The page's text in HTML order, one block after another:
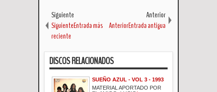
Siguiente
SiguienteEntrada más
reciente
Anterior
AnteriorEntrada antigua
DISCOS RELACIONADOS
SUEÑO AZUL - VOL 3 - 1993
MATERIAL APORTADO POR